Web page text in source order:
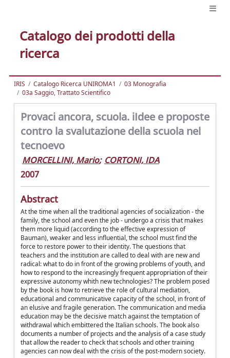
Catalogo dei prodotti della
ricerca
IRIS Catalogo Ricerca UNIROMA1
03 Monografia
03a Saggio, Trattato Scientifico
Provaci ancora, scuola. iIdee e proposte
contro la svalutazione della scuola nel
tecnoevo
MORCELLINI, Mario; CORTONI, IDA
2007
Abstract
At the time when all the traditional agencies of socialization - the
family, the school and even the job - undergo a crisis that makes
them more liquid (according to the effective expression of
Bauman), weaker and less influential, the school must find the
force to restore power to their identity. The questions that
teachers and the institution are called to deal with are new and
radical: what to do in front of the growing problems of youth, and
how to respond to the increasingly frequent appropriation of their
expressive autonomy whith new technologies? The problem posed
by the book is how to retrieve the role of cultural mediation,
educational and communicative capacity of the school, in front of
an elusive and fragile generation. The communication and media
education may be the decisive match against the temptation of
withdrawal which embittered the Italian schools. The book also
documents a number of projects and the analysis of a case study
that allow the reader to check that schools and other training
agencies can now deal with the crisis of the post-modern society.